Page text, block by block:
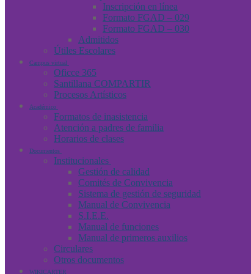
Inscripción en línea
Formato FGAD – 029
Formato FGAD – 030
Admitidos
Útiles Escolares
Campus virtual
Oficce 365
Santillana COMPARTIR
Procesos Artísticos
Académico
Formatos de inasistencia
Atención a padres de familia
Horarios de clases
Documentos
Institucionales
Gestión de calidad
Comités de Convivencia
Sistema de gestión de seguridad
Manual de Convivencia
S.I.E.E.
Manual de funciones
Manual de primeros auxilios
Circulares
Otros documentos
WIKICARTER